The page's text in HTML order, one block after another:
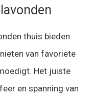
thuis bieden
van favoriete
Het juiste
en spanning van